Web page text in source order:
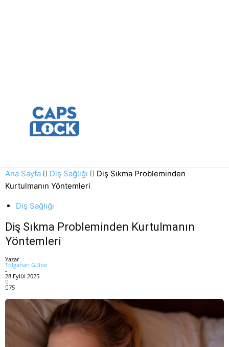
Ana Sayfa Diş Sağlığı
Diş Sıkma Probleminden
Kurtulmanın Yöntemleri
Diş Sağlığı
Diş Sıkma Probleminden Kurtulmanın
Yöntemleri
Yazar
Tolgahan Gülbe
-
28 Eylül 2025
0
75